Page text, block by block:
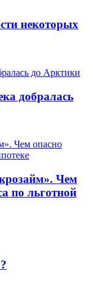
некоторых
добралась
Чем
по льготной